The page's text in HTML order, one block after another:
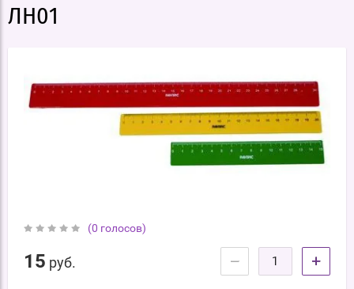
ЛН01
(0 голосов)
15 руб. − +